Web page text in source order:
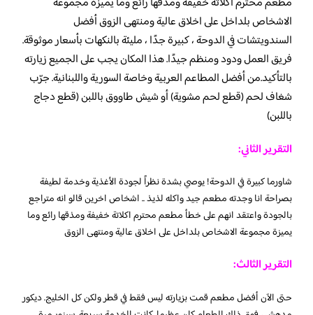
الاشخاص بلداخل على اخلاق عالية ومنتهى الزوق أفضل
السندويتشات في الدوحة ، كبيرة جدًا ، مليئة بالنكهات بأسعار موثوقة.
فريق العمل ودود ومنظم جيدًا. هذا المكان يجب على الجميع زيارته
بالتأكيد.من أفضل المطاعم العربية وخاصة السورية واللبنانية. جرّب
شغاف لحم (قطع لحم مشوية) أو شيش طاووق باللبن (قطع دجاج
باللبن)
التقرير الثاني:
شاورما كبيرة في الدوحة! يوصي بشدة نظراً لجودة الأغذية وخدمة لطيفة
بصراحة انا وجدته مطعم جيد واكله لذيذ .. اشخاص اخرين قالو انه متراجع
بالجودة واعتقد انهم على خطأ مطعم محترم اكلاتة خفيفة ومذقها رائع وما
يميزة مجموعة الاشخاص بلداخل على اخلاق عالية ومنتهى الزوق
التقرير الثالث:
حتى الآن أفضل مطعم قمت بزيارته ليس فقط في قطر ولكن كل الخليج. ديكور